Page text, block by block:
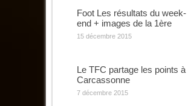
Foot Les résultats du week-
end + images de la 1ère
15 décembre 2015
Le TFC partage les points à
Carcassonne
7 décembre 2015